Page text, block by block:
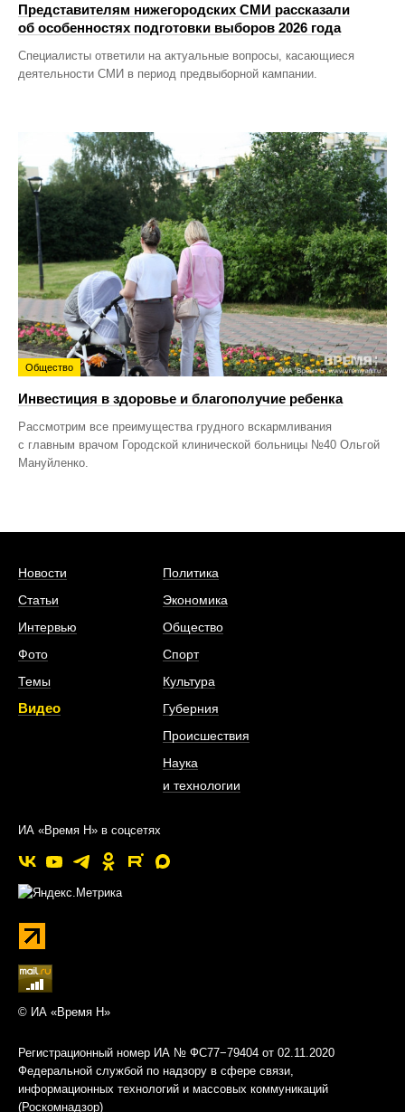
Представителям нижегородских СМИ рассказали
об особенностях подготовки выборов 2026 года
Специалисты ответили на актуальные вопросы, касающиеся
деятельности СМИ в период предвыборной кампании.
Общество
Инвестиция в здоровье и благополучие ребенка
Рассмотрим все преимущества грудного вскармливания
с главным врачом Городской клинической больницы №40 Ольгой
Мануйленко.
Новости
Статьи
Интервью
Фото
Темы
Видео
Политика
Экономика
Общество
Спорт
Культура
Губерния
Происшествия
Наука
и технологии
ИА «Время Н» в соцсетях
© ИА «Время Н»
Регистрационный номер ИА № ФС77−79404 от 02.11.2020
Федеральной службой по надзору в сфере связи,
информационных технологий и массовых коммуникаций
(Роскомнадзор)